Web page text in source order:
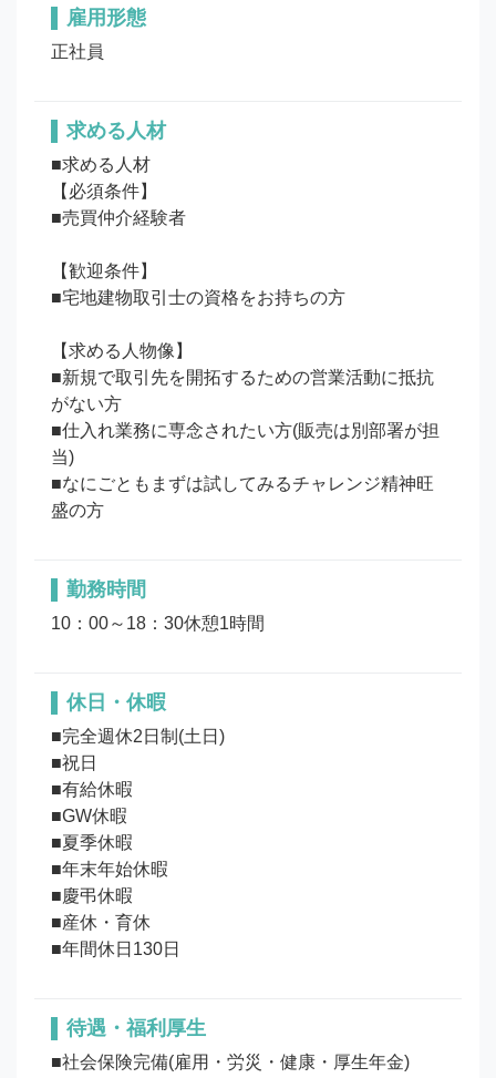
雇用形態
正社員
求める人材
■求める人材
【必須条件】
■売買仲介経験者
【歓迎条件】
■宅地建物取引士の資格をお持ちの方
【求める人物像】
■新規で取引先を開拓するための営業活動に抵抗
がない方
■仕入れ業務に専念されたい方(販売は別部署が担
当)
■なにごともまずは試してみるチャレンジ精神旺
勤務時間
10：00～18：30休憩1時間
休日・休暇
■完全週休2日制(土日)
■祝日
■有給休暇
■GW休暇
■夏季休暇
■年末年始休暇
■慶弔休暇
■産休・育休
待遇・福利厚生
■社会保険完備(雇用・労災・健康・厚生年金)